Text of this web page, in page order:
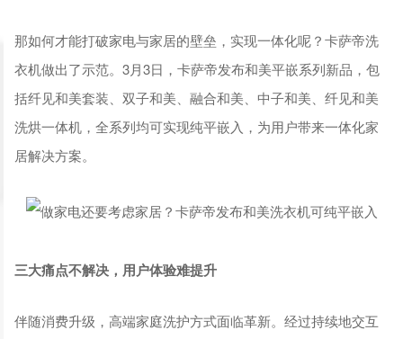
那如何才能打破家电与家居的壁垒，实现一体化呢？卡萨帝洗
衣机做出了示范。3月3日，卡萨帝发布和美平嵌系列新品，包
括纤见和美套装、双子和美、融合和美、中子和美、纤见和美
洗烘一体机，全系列均可实现纯平嵌入，为用户带来一体化家
居解决方案。
三大痛点不解决，用户体验难提升
伴随消费升级，高端家庭洗护方式面临革新。经过持续地交互